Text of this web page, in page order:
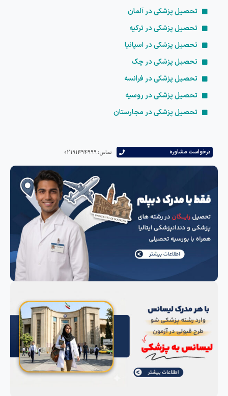
درخواست مشاوره تماس: 02191494999
تحصیل پزشکی در آلمان
تحصیل پزشکی در ترکیه
تحصیل پزشکی در اسپانیا
تحصیل پزشکی در چک
تحصیل پزشکی در فرانسه
تحصیل پزشکی در روسیه
تحصیل پزشکی در مجارستان